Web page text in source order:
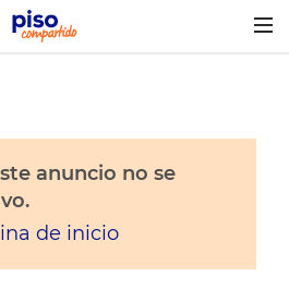
anuncio no se
de inicio